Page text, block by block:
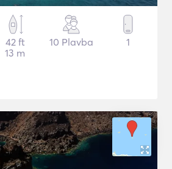
42 ft
13 m
10 Plavba 1